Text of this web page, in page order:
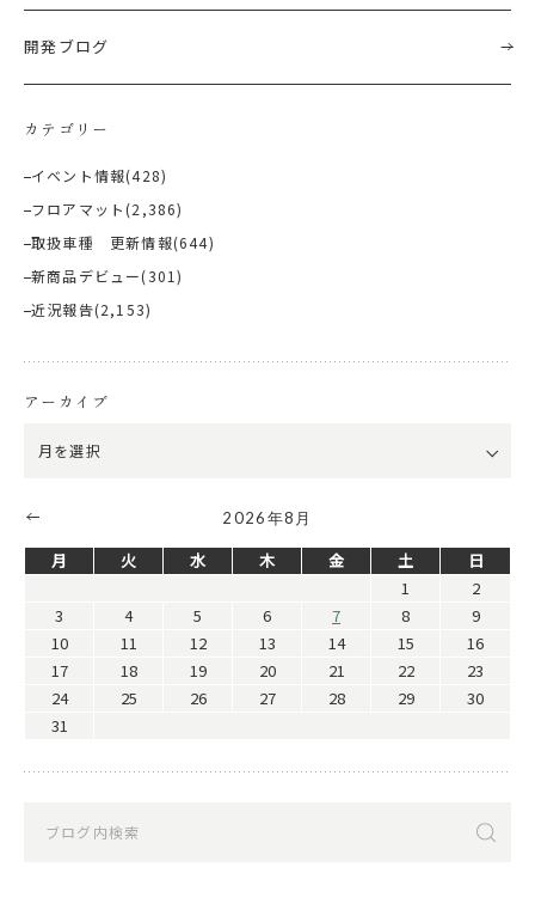
開発ブログ
カテゴリー
イベント情報(428)
フロアマット (2,386)
取扱車種 更新情報(644)
新商品デビュー(301)
近況報告(2,153)
アーカイブ
2026年8月
月 火 水 木 金 土
日
1
2
3
4 5 6 7 8
9
10
11 12 13 14 15
16
17
18 19 20 21 22
23
24
25 26 27 28 29
30
31